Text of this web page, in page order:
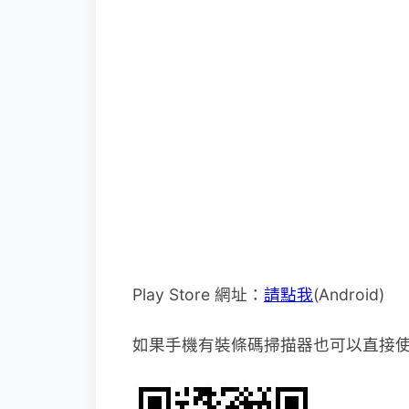
Play Store 網址： 請點我(Android)
如果手機有裝條碼掃描器也可以直接